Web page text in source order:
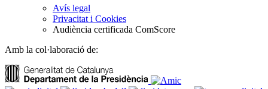
Avís legal
Privacitat i Cookies
Audiència certificada ComScore
Amb la col·laboració de: